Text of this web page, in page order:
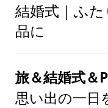
結婚式｜ふ
品に
旅＆結婚式＆
思い出の一日